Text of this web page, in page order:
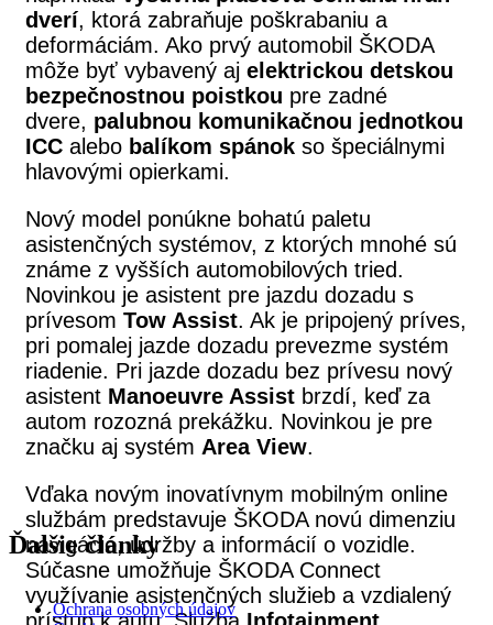
dverí, ktorá zabraňuje poškrabaniu a
deformáciám. Ako prvý automobil ŠKODA
môže byť vybavený aj elektrickou detskou
bezpečnostnou poistkou pre zadné
dvere, palubnou komunikačnou jednotkou
ICC alebo balíkom spánok so špeciálnymi
hlavovými opierkami.
Nový model ponúkne bohatú paletu
asistenčných systémov, z ktorých mnohé sú
známe z vyšších automobilových tried.
Novinkou je asistent pre jazdu dozadu s
prívesom Tow Assist. Ak je pripojený príves,
pri pomalej jazde dozadu prevezme systém
riadenie. Pri jazde dozadu bez prívesu nový
asistent Manoeuvre Assist brzdí, keď za
autom rozozná prekážku. Novinkou je pre
značku aj systém Area View.
Vďaka novým inovatívnym mobilným online
službám predstavuje ŠKODA novú dimenziu
navigácie, údržby a informácií o vozidle.
Súčasne umožňuje ŠKODA Connect
využívanie asistenčných služieb a vzdialený
prístup k autu. Služba Infotainment
Ďalšie články
Ochrana osobných údajov